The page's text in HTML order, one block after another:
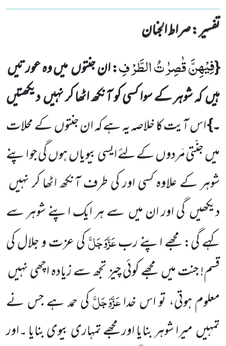
تفسیر : ‎صراط الجنان
{فِیْهِنَّ قٰصِرٰتُ الطَّرْفِ: ان جنتوںمیں وہ عورتیں
ہیںکہ شوہر کے سوا کسی کو آنکھ اٹھا کر نہیںدیکھتیں
۔}اس آیت کا خلاصہ یہ ہے کہ ان جنتوںکے محلات
میںجنّتی مَردوںکے لئے ایسی بیویاںہوںگی جو اپنے
شوہر کے علاوہ کسی اور کیطرف آنکھ اٹھا کر نہیں
دیکھیںگی اور ان میںسے ہر ایک اپنے شوہر سے
کہے گی: مجھے اپنے ربعَزَّوَجَلَّکی عزت و جلالکی
قسم! جنت میںمجھے کوئی چیز تجھ سے زیادہ اچھی نہیں
معلوم ہوتی، تواس خداعَزَّوَجَلَّکی حمد ہے جس نے
تمہیںمیرا شوہر بنایا اور مجھے تمہاری بیوی بنایا ۔اور